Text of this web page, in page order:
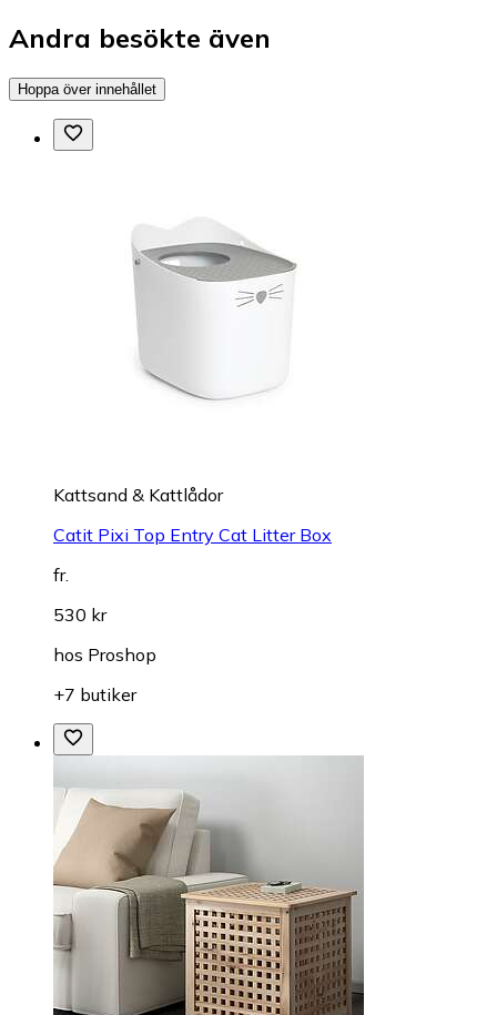
Andra besökte även
Hoppa över innehållet
Kattsand & Kattlådor
Catit Pixi Top Entry Cat Litter Box
fr.
530 kr
hos Proshop
+7 butiker